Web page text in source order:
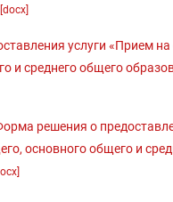
[docx]
услуги «Прием
и среднего общего
решения о
основного общего и